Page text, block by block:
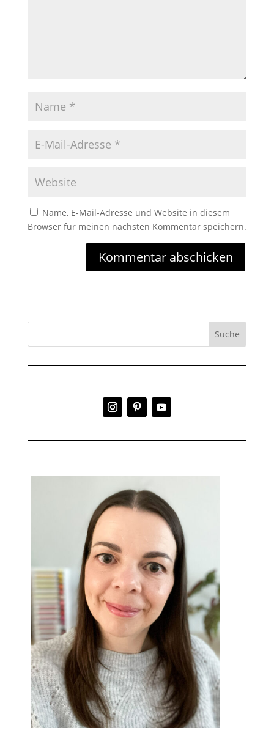
Name, E-Mail-Adresse und Website in diesem
Browser für meinen nächsten Kommentar speichern.
Kommentar abschicken